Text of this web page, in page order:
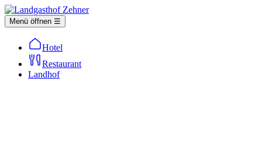
Menü öffnen ☰
Hotel
Restaurant
Landhof